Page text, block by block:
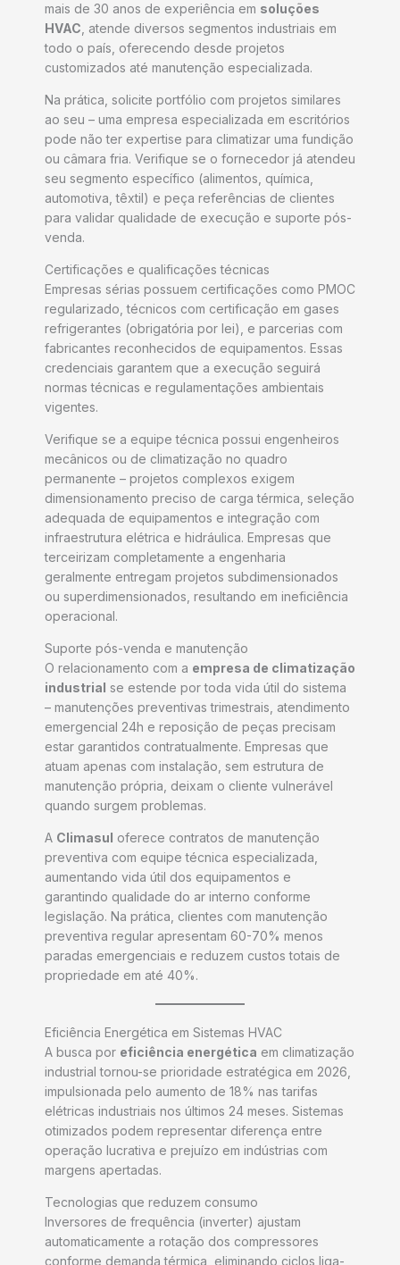
mais de 30 anos de experiência em soluções
HVAC , atende diversos segmentos industriais em
todo o país, oferecendo desde projetos
customizados até manutenção especializada.
Na prática, solicite portfólio com projetos similares
ao seu – uma empresa especializada em escritórios
pode não ter expertise para climatizar uma fundição
ou câmara fria. Verifique se o fornecedor já atendeu
seu segmento específico (alimentos, química,
automotiva, têxtil) e peça referências de clientes
para validar qualidade de execução e suporte pós-
venda.
Certificações e qualificações técnicas
Empresas sérias possuem certificações como PMOC
regularizado, técnicos com certificação em gases
refrigerantes (obrigatória por lei), e parcerias com
fabricantes reconhecidos de equipamentos. Essas
credenciais garantem que a execução seguirá
normas técnicas e regulamentações ambientais
vigentes.
Verifique se a equipe técnica possui engenheiros
mecânicos ou de climatização no quadro
permanente – projetos complexos exigem
dimensionamento preciso de carga térmica, seleção
adequada de equipamentos e integração com
infraestrutura elétrica e hidráulica. Empresas que
terceirizam completamente a engenharia
geralmente entregam projetos subdimensionados
ou superdimensionados, resultando em ineficiência
operacional.
Suporte pós-venda e manutenção
O relacionamento com a empresa de climatização
industrial se estende por toda vida útil do sistema
– manutenções preventivas trimestrais, atendimento
emergencial 24h e reposição de peças precisam
estar garantidos contratualmente. Empresas que
atuam apenas com instalação, sem estrutura de
manutenção própria, deixam o cliente vulnerável
quando surgem problemas.
A Climasul oferece contratos de manutenção
preventiva com equipe técnica especializada,
aumentando vida útil dos equipamentos e
garantindo qualidade do ar interno conforme
legislação. Na prática, clientes com manutenção
preventiva regular apresentam 60-70% menos
paradas emergenciais e reduzem custos totais de
propriedade em até 40%.
Eficiência Energética em Sistemas HVAC
A busca por eficiência energética em climatização
industrial tornou-se prioridade estratégica em 2026,
impulsionada pelo aumento de 18% nas tarifas
elétricas industriais nos últimos 24 meses. Sistemas
otimizados podem representar diferença entre
operação lucrativa e prejuízo em indústrias com
margens apertadas.
Tecnologias que reduzem consumo
Inversores de frequência (inverter) ajustam
automaticamente a rotação dos compressores
conforme demanda térmica, eliminando ciclos liga-